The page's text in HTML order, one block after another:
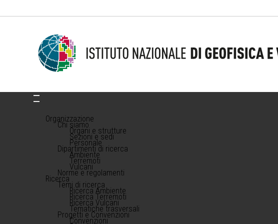
Organizzazione
Chi siamo
Organi e strutture
Sezioni e sedi
Personale
Dipartimenti di ricerca
Ambiente
Terremoti
Vulcani
Norme e regolamenti
Ricerca
Temi di ricerca
Ricerca Ambiente
Ricerca Terremoti
Ricerca Vulcani
Tematiche trasversali
Progetti e Convenzioni
Convenzioni